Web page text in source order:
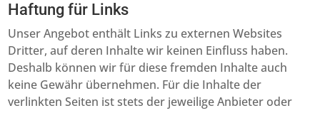
Haftung für Links
Unser Angebot enthält Links zu externen Websites
Dritter, auf deren Inhalte wir keinen Einfluss haben.
Deshalb können wir für diese fremden Inhalte auch
keine Gewähr übernehmen. Für die Inhalte der
verlinkten Seiten ist stets der jeweilige Anbieter oder